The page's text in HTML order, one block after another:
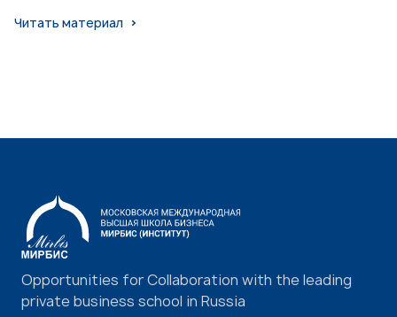
Читать материал
Opportunities for Collaboration with the leading
private business school in Russia